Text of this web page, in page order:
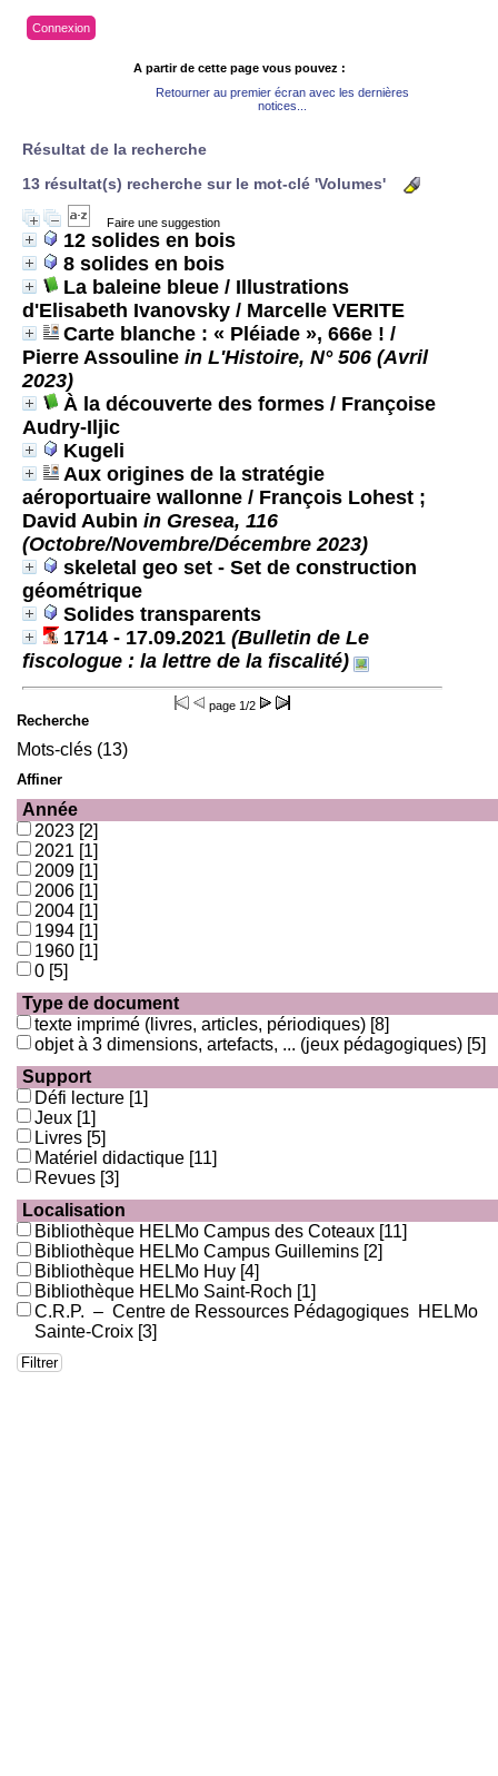
Connexion
A partir de cette page vous pouvez :
Retourner au premier écran avec les dernières
notices...
Résultat de la recherche
13 résultat(s) recherche sur le mot-clé 'Volumes'
Faire une suggestion
12 solides en bois
8 solides en bois
La baleine bleue / Illustrations
d'Elisabeth Ivanovsky / Marcelle VERITE
Carte blanche : « Pléiade », 666e ! /
Pierre Assouline in L'Histoire, N° 506 (Avril
2023)
À la découverte des formes / Françoise
Audry-Iljic
Kugeli
Aux origines de la stratégie
aéroportuaire wallonne / François Lohest ;
David Aubin in Gresea, 116
(Octobre/Novembre/Décembre 2023)
skeletal geo set - Set de construction
géométrique
Solides transparents
1714 - 17.09.2021 (Bulletin de Le
fiscologue : la lettre de la fiscalité)
page 1/2
Recherche
Mots-clés (13)
Affiner
Année
2023 [2]
2021 [1]
2009 [1]
2006 [1]
2004 [1]
1994 [1]
1960 [1]
0 [5]
Type de document
texte imprimé (livres, articles, périodiques) [8]
objet à 3 dimensions, artefacts, ... (jeux pédagogiques) [5]
Support
Défi lecture [1]
Jeux [1]
Livres [5]
Matériel didactique [11]
Revues [3]
Localisation
Bibliothèque HELMo Campus des Coteaux [11]
Bibliothèque HELMo Campus Guillemins [2]
Bibliothèque HELMo Huy [4]
Bibliothèque HELMo Saint-Roch [1]
C.R.P. – Centre de Ressources Pédagogiques HELMo
Sainte-Croix [3]